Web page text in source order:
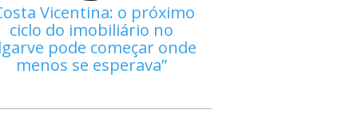
Vicentina: o próximo
ciclo do imobiliário no
pode começar onde
menos se esperava